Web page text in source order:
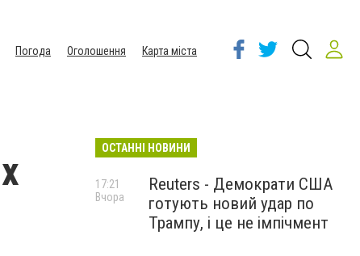
Погода Оголошення
Карта міста
ОСТАННІ НОВИНИ
Reuters - Демократи США
готують новий удар по
Трампу, і це не імпічмент
17:21
Вчора